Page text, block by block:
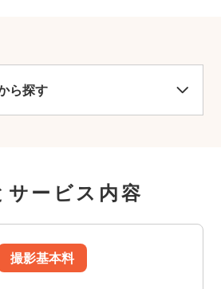
ら探す
サービス内容
撮影基本料